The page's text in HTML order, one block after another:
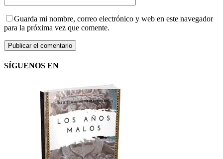
Guarda mi nombre, correo electrónico y web en este navegador
para la próxima vez que comente.
SÍGUENOS EN